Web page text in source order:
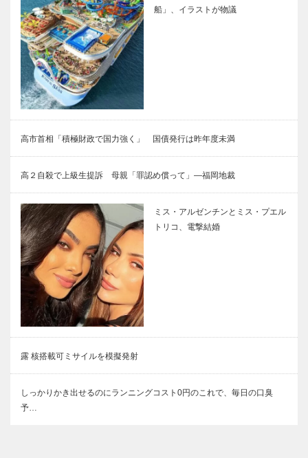
船」、イラストが物議
高市首相「積極財政で国力強く」 国債発行は昨年度未満
高２自殺で上級生提訴 母親「罪認め償って」―福岡地裁
ミス・アルゼンチンとミス・プエル
トリコ、電撃結婚
露 核搭載可ミサイルを模擬発射
しっかりかき出せるのにランニングコスト0円のこれで、毎日の口臭
予…